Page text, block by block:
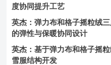
度协同提升工艺
英杰：弹力布和格子摇粒绒
的弹性与保暖协同设计
英杰：基于弹力布和格子摇
雪服结构开发